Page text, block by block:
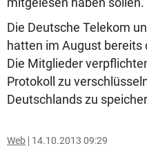
Die Deutsche Telekom
hatten im August bereits
Die Mitglieder
Protokoll zu
Deutschlands zu
Web 14.10.2013 09:29